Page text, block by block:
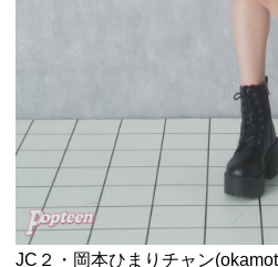
JC２・岡本ひまりチャン(